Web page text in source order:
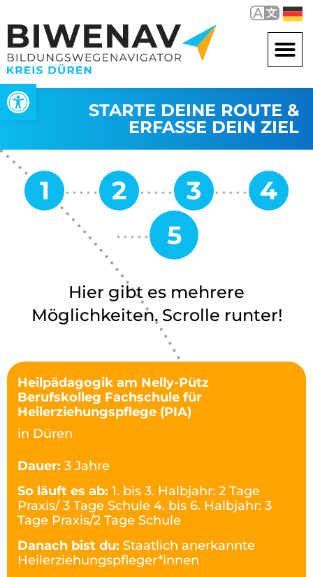
Werkzeugleiste öffnen
STARTE DEINE ROUTE &
ERFASSE DEIN ZIEL
Hier gibt es mehrere
Möglichkeiten. Scrolle runter!
Heilpädagogik am Nelly-Pütz
Berufskolleg Fachschule für
Heilerziehungspflege (PIA)
in Düren
Dauer: 3 Jahre
So läuft es ab: 1. bis 3. Halbjahr: 2 Tage
Praxis/ 3 Tage Schule 4. bis 6. Halbjahr: 3
Tage Praxis/2 Tage Schule
Danach bist du: Staatlich anerkannte
Heilerziehungspfleger*innen